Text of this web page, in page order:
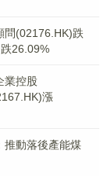
問(02176.HK)跌
26.09%
業控股
漲
推動落後產能煤